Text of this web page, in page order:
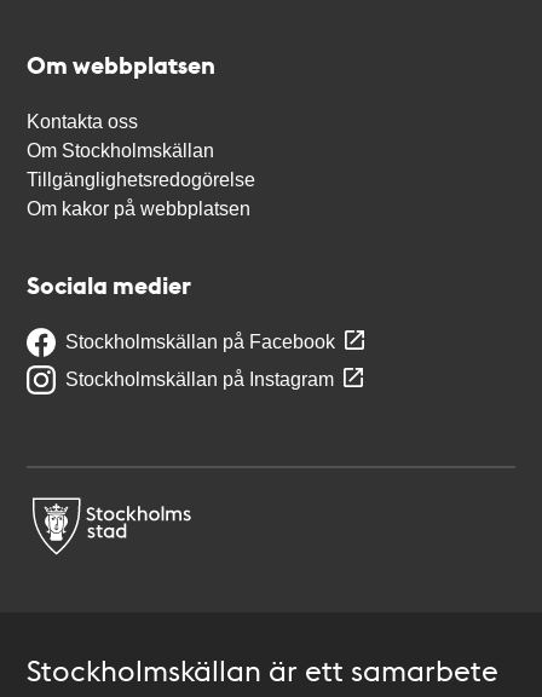
Om webbplatsen
Kontakta oss
Om Stockholmskällan
Tillgänglighetsredogörelse
Om kakor på webbplatsen
Sociala medier
Stockholmskällan på Facebook
Stockholmskällan på Instagram
Stockholmskällan är ett samarbete